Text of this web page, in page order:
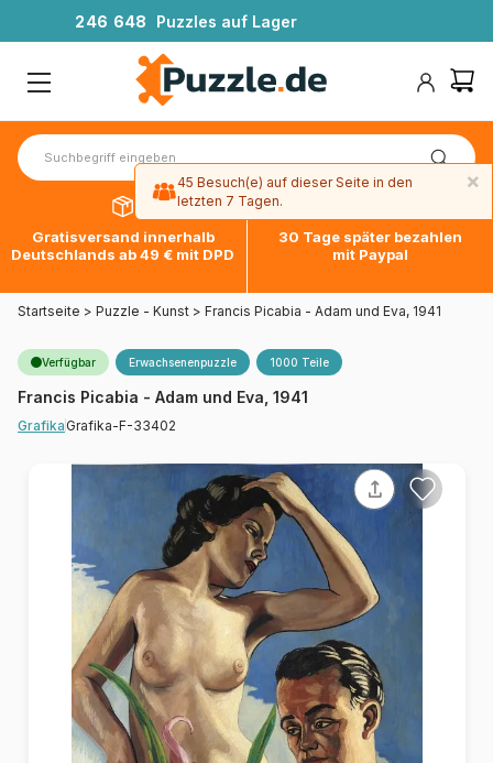
246 648 Puzzles auf Lager
Gratisversand innerhalb
Deutschlands ab 49 € mit DPD
30 Tage später bezahlen
mit Paypal
Startseite > Puzzle - Kunst > Francis Picabia - Adam und Eva, 1941
Verfügbar Erwachsenenpuzzle 1000 Teile
Francis Picabia - Adam und Eva, 1941
Grafika Grafika-F-33402
×
45 Besuch(e) auf dieser Seite in den
letzten 7 Tagen.